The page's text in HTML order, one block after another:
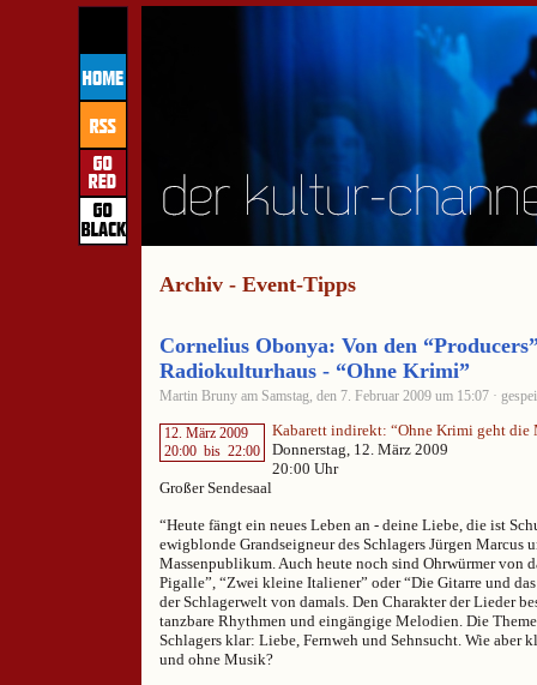
Archiv - Event-Tipps
Cornelius Obonya: Von den
Radiokulturhaus - “Ohne Krimi”
Martin Bruny am Samstag, den 7. Februar 2009 um 15:07 ·
12. März 2009
20:00 bis 22:00
Kabarett indirekt: “Ohne Krimi geht die
Donnerstag, 12. März 2009
20:00 Uhr
Großer Sendesaal
“Heute fängt ein neues Leben an - deine Liebe, die ist
ewigblonde Grandseigneur des Schlagers Jürgen Marcus
Massenpublikum. Auch heute noch sind Ohrwürmer von
Pigalle”, “Zwei kleine Italiener” oder “Die Gitarre und
der Schlagerwelt von damals. Den Charakter der Lieder
tanzbare Rhythmen und eingängige Melodien. Die
Schlagers klar: Liebe, Fernweh und Sehnsucht. Wie aber
und ohne Musik?